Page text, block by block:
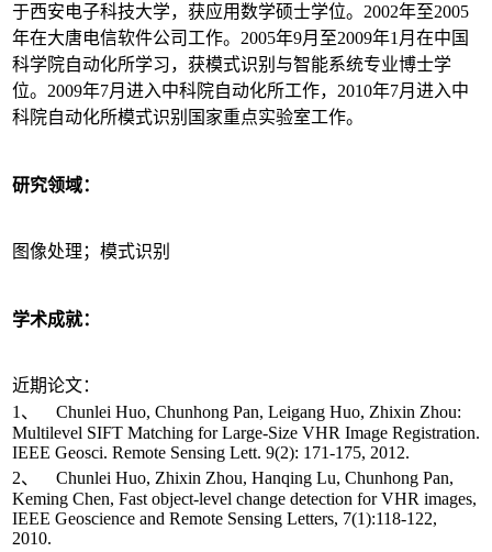
于西安电子科技大学，获应用数学硕士学位。2002年至2005
年在大唐电信软件公司工作。2005年9月至2009年1月在中国
科学院自动化所学习，获模式识别与智能系统专业博士学
位。2009年7月进入中科院自动化所工作，2010年7月进入中
科院自动化所模式识别国家重点实验室工作。
研究领域：
图像处理；模式识别
学术成就：
近期论文：
1、 Chunlei Huo, Chunhong Pan, Leigang Huo, Zhixin Zhou:
Multilevel SIFT Matching for Large-Size VHR Image Registration.
IEEE Geosci. Remote Sensing Lett. 9(2): 171-175, 2012.
2、 Chunlei Huo, Zhixin Zhou, Hanqing Lu, Chunhong Pan,
Keming Chen, Fast object-level change detection for VHR images,
IEEE Geoscience and Remote Sensing Letters, 7(1):118-122,
2010.